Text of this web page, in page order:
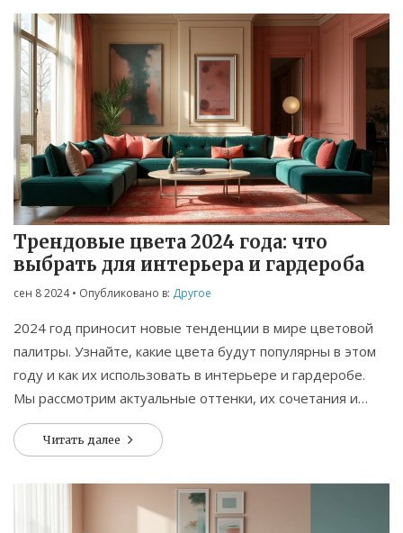
Трендовые цвета 2024 года: что
выбрать для интерьера и гардероба
сен 8 2024• Опубликовано в: Другое
2024 год приносит новые тенденции в мире цветовой
палитры. Узнайте, какие цвета будут популярны в этом
году и как их использовать в интерьере и гардеробе.
Мы рассмотрим актуальные оттенки, их сочетания и
влияние на обстановку и стиль жизни.
Читать далее